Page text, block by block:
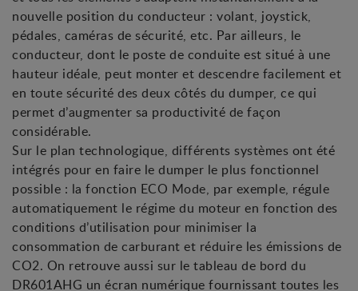
nouvelle position du conducteur : volant, joystick,
pédales, caméras de sécurité, etc. Par ailleurs, le
conducteur, dont le poste de conduite est situé à une
hauteur idéale, peut monter et descendre facilement et
en toute sécurité des deux côtés du dumper, ce qui
permet d’augmenter sa productivité de façon
considérable.
Sur le plan technologique, différents systèmes ont été
intégrés pour en faire le dumper le plus fonctionnel
possible : la fonction ECO Mode, par exemple, régule
automatiquement le régime du moteur en fonction des
conditions d’utilisation pour minimiser la
consommation de carburant et réduire les émissions de
CO2. On retrouve aussi sur le tableau de bord du
DR601AHG un écran numérique fournissant toutes les